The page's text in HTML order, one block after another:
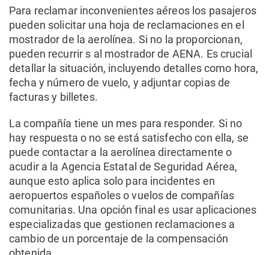
Para reclamar inconvenientes aéreos los pasajeros
pueden solicitar una hoja de reclamaciones en el
mostrador de la aerolínea. Si no la proporcionan,
pueden recurrir s al mostrador de AENA. Es crucial
detallar la situación, incluyendo detalles como hora,
fecha y número de vuelo, y adjuntar copias de
facturas y billetes.
La compañía tiene un mes para responder. Si no
hay respuesta o no se está satisfecho con ella, se
puede contactar a la aerolínea directamente o
acudir a la Agencia Estatal de Seguridad Aérea,
aunque esto aplica solo para incidentes en
aeropuertos españoles o vuelos de compañías
comunitarias. Una opción final es usar aplicaciones
especializadas que gestionen reclamaciones a
cambio de un porcentaje de la compensación